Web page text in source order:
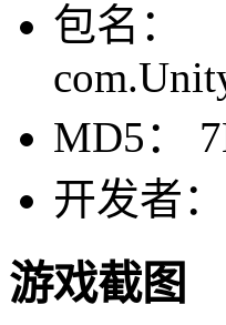
包名：
MD5：
开发者
游戏截图